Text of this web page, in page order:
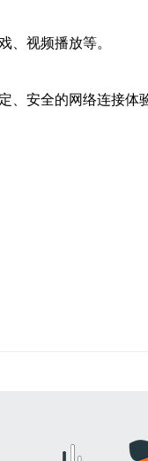
、视频播放等。
、安全的网络连接体